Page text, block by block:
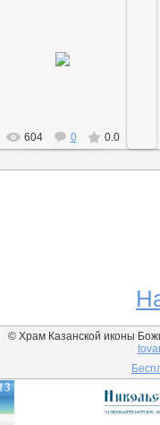
604 0 0.0
© Храм Казанской иконы